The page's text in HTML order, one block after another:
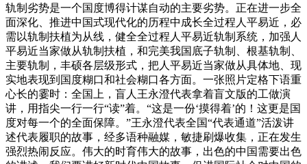
轨制劣势是一个国度博得计谋自动的主要劣势。正在进一步全
面深化、推进中国式现代化的历程中成长全过程人平易近，必
需以轨制扶植为从线，健全全过程人平易近轨制系统，加强人
平易近当家做从轨制扶植，和完美我国底子轨制、根基轨制、
主要轨制，丰硕各层级形式，把人平易近当家做从具体地、现
实地表现到国度糊口和社会糊口各方面。一张照片定格下语重
心长的霎时：全国上，盲人王永澄代表拿着盲文版的工做演
讲，用指尖一行一行“读”着。“这是一份‘摸得着’的！这更是国
度对每一个的全面保障。”王永澄代表全国“代表通道”活泼讲
述代表履职的故事，经多语种融媒，敏捷刷爆收集，正在发生
强烈热闹反应。伟大的时育伟大的故事，出色的中国需要出色